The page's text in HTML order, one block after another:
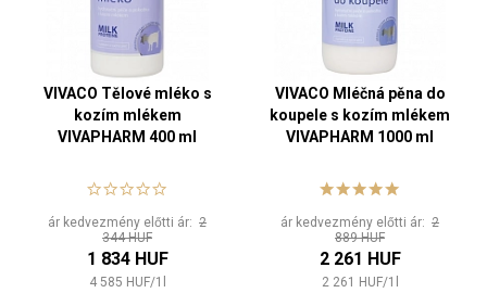
VIVACO Tělové mléko s
kozím mlékem
VIVAPHARM 400 ml
ár kedvezmény előtti ár: 2
344 HUF
1 834 HUF
4 585 HUF/1
VIVACO Mléčná pěna do
koupele s kozím mlékem
VIVAPHARM 1000 ml
ár kedvezmény előtti ár: 2
889 HUF
2 261 HUF
2 261 HUF/1